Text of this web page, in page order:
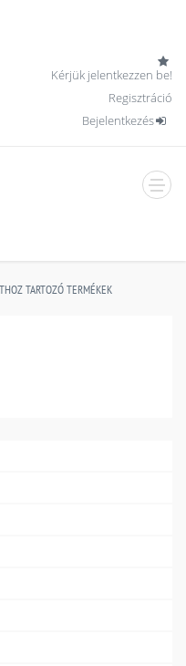
Kérjük jelentkezzen be!
Regisztráció
Bejelentkezés
TARTOZÓ TERMÉKEK